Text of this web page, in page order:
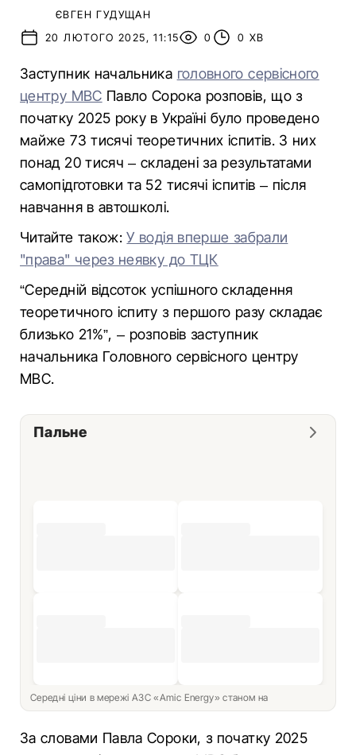
ЄВГЕН ГУДУЩАН
20 ЛЮТОГО 2025, 11:15
0 0 ХВ
Заступник начальника головного сервісного
центру МВС Павло Сорока розповів, що з
початку 2025 року в Україні було проведено
майже 73 тисячі теоретичних іспитів. З них
понад 20 тисяч – складені за результатами
самопідготовки та 52 тисячі іспитів – після
навчання в автошколі.
Читайте також:У водія вперше забрали
"права" через неявку до ТЦК
“Середній відсоток успішного складення
теоретичного іспиту з першого разу складає
близько 21%”, – розповів заступник
начальника Головного сервісного центру
МВС.
Пальне
Середні ціни в мережі АЗС «Amic Energy» станом на
За словами Павла Сороки, з початку 2025